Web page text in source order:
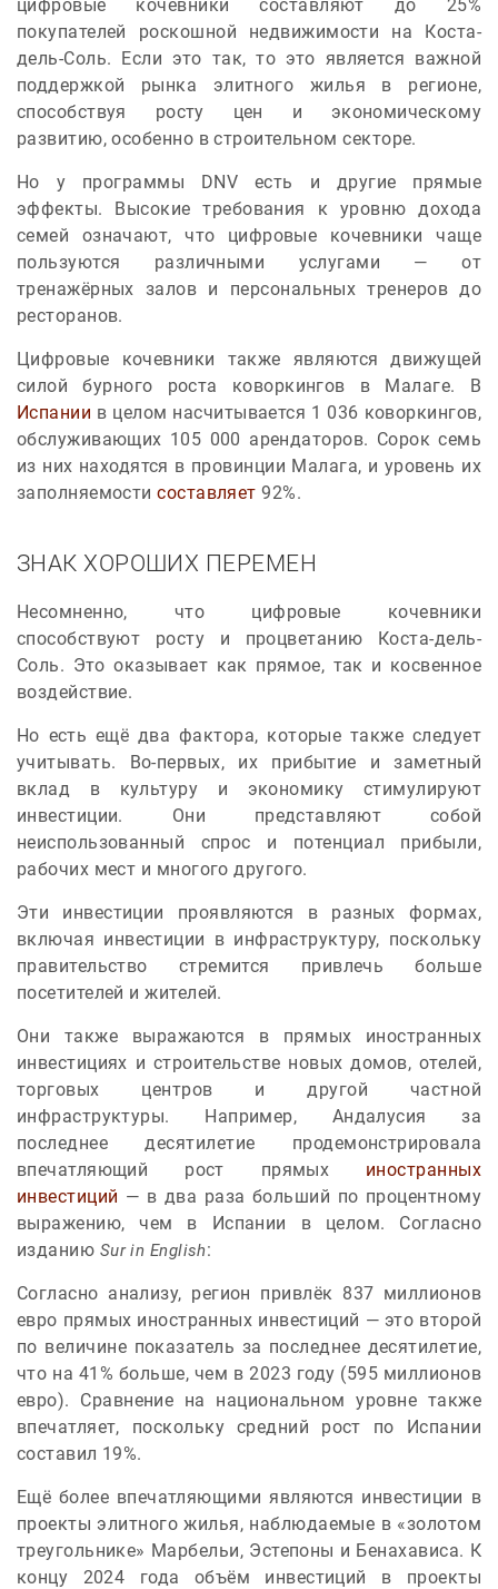
цифровые кочевники составляют до 25%
покупателей роскошной недвижимости на Коста-
дель-Соль. Если это так, то это является важной
поддержкой рынка элитного жилья в регионе,
способствуя росту цен и экономическому
развитию, особенно в строительном секторе.
Но у программы DNV есть и другие прямые
эффекты. Высокие требования к уровню дохода
семей означают, что цифровые кочевники чаще
пользуются различными услугами — от
тренажёрных залов и персональных тренеров до
ресторанов.
Цифровые кочевники также являются движущей
силой бурного роста коворкингов в Малаге. В
Испании в целом насчитывается 1 036 коворкингов,
обслуживающих 105 000 арендаторов. Сорок семь
из них находятся в провинции Малага, и уровень их
заполняемостисоставляет 92%.
ЗНАК ХОРОШИХ ПЕРЕМЕН
Несомненно, что цифровые кочевники
способствуют росту и процветанию Коста-дель-
Соль. Это оказывает как прямое, так и косвенное
воздействие.
Но есть ещё два фактора, которые также следует
учитывать. Во-первых, их прибытие и заметный
вклад в культуру и экономику стимулируют
инвестиции. Они представляют собой
неиспользованный спрос и потенциал прибыли,
рабочих мест и многого другого.
Эти инвестиции проявляются в разных формах,
включая инвестиции в инфраструктуру, поскольку
правительство стремится привлечь больше
посетителей и жителей.
Они также выражаются в прямых иностранных
инвестициях и строительстве новых домов, отелей,
торговых центров и другой частной
инфраструктуры. Например, Андалусия за
последнее десятилетие продемонстрировала
впечатляющий рост прямых иностранных
инвестиций — в два раза больший по процентному
выражению, чем в Испании в целом. Согласно
изданию Sur in English:
Согласно анализу, регион привлёк 837 миллионов
евро прямых иностранных инвестиций — это второй
по величине показатель за последнее десятилетие,
что на 41% больше, чем в 2023 году (595 миллионов
евро). Сравнение на национальном уровне также
впечатляет, поскольку средний рост по Испании
составил 19%.
Ещё более впечатляющими являются инвестиции в
проекты элитного жилья, наблюдаемые в «золотом
треугольнике» Марбельи, Эстепоны и Бенахависа. К
концу 2024 года объём инвестиций в проекты